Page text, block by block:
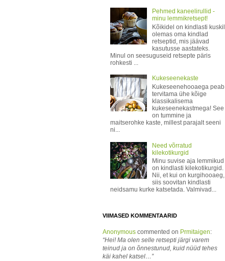
Pehmed kaneelirullid -
minu lemmikretsept!
Kõikidel on kindlasti kuskil
olemas oma kindlad
retseptid, mis jäävad
kasutusse aastateks.
Minul on seesuguseid retsepte päris
rohkesti ...
Kukeseenekaste
Kukeseenehooaega peab
tervitama ühe kõige
klassikalisema
kukeseenekastmega! See
on tummine ja
maitserohke kaste, millest parajalt seeni
ni...
Need võrratud
kilekotikurgid
Minu suvise aja lemmikud
on kindlasti kilekotikurgid.
Nii, et kui on kurgihooaeg,
siis soovitan kindlasti
neidsamu kurke katsetada. Valmivad...
VIIMASED KOMMENTAARID
Anonymous commented on Prmitaigen:
“Hei! Ma olen selle retsepti järgi varem
teinud ja on õnnestunud, kuid nüüd tehes
käi kahel katsel…”